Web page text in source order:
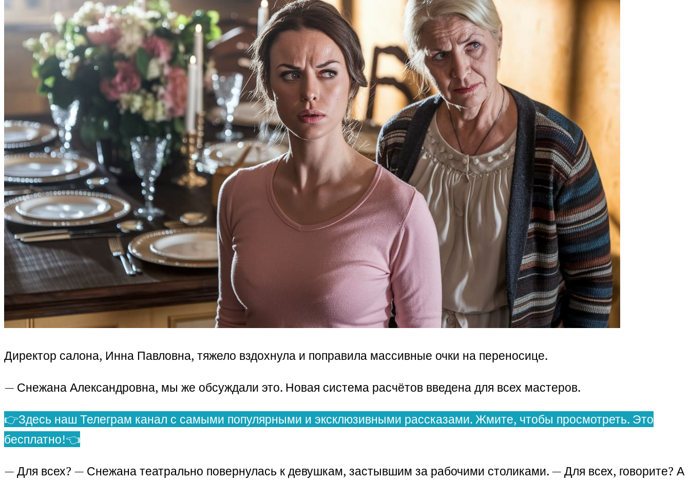
Директор салона, Инна Павловна, тяжело вздохнула и поправила массивные очки на переносице.
— Снежана Александровна, мы же обсуждали это. Новая система расчётов введена для всех мастеров.
👉Здесь наш Телеграм канал с самыми популярными и эксклюзивными рассказами. Жмите, чтобы просмотреть. Это
бесплатно!👈
— Для всех? — Снежана театрально повернулась к девушкам, застывшим за рабочими столиками. — Для всех, говорите? А